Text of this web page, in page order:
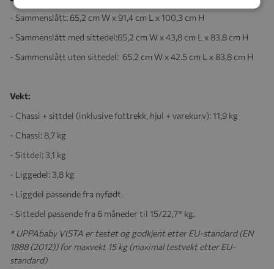
- Sammenslått: 65,2 cm W x 91,4 cm L x 100,3 cm H
- Sammenslått med sittedel:65,2 cm W x 43,8 cm L x 83,8 cm H
- Sammenslått uten sittedel: 65,2 cm W x 42.5 cm L x 83,8 cm H
Vekt:
- Chassi + sittdel (inklusive fottrekk, hjul + varekurv): 11,9 kg
- Chassi: 8,7 kg
- Sittdel: 3,1 kg
- Liggedel: 3,8 kg
- Liggdel passende fra nyfødt.
- Sittedel passende fra 6 måneder til 15/22,7* kg.
* UPPAbaby VISTA er testet og godkjent etter EU-standard (EN
1888 (2012)) for maxvekt 15 kg (maximal testvekt etter EU-
standard)